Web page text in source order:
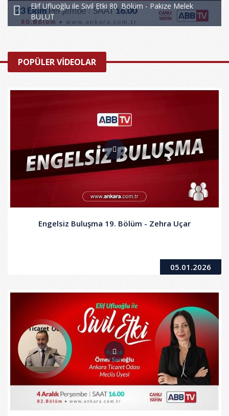
Elif Ufluoğlu ile Sivil Etki 80. Bölüm - Pakize Melek
BULUT
POPÜLER VİDEOLAR
Engelsiz Buluşma 19. Bölüm - Zehra Uçar
05.01.2026